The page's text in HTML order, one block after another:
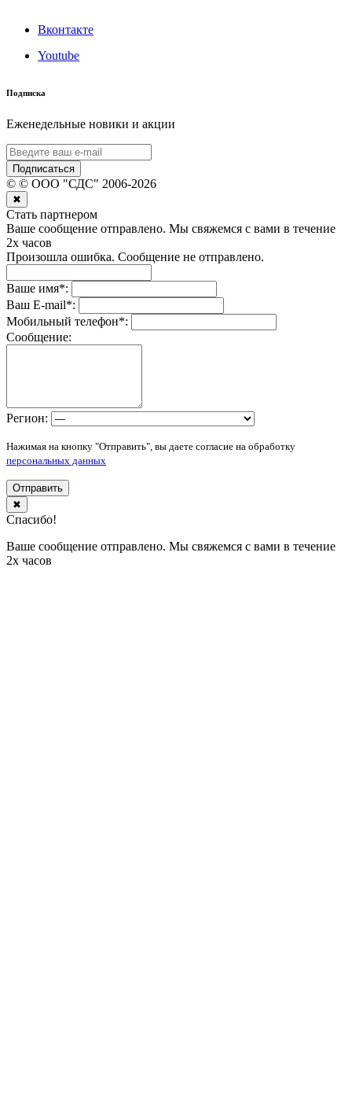
Вконтакте
Youtube
Подписка
Еженедельные новики и акции
Подписаться
© © ООО "СДС" 2006-2026
✖
Стать партнером
Ваше сообщение отправлено. Мы свяжемся с вами в течение
2х часов
Произошла ошибка. Сообщение не отправлено.
Ваше имя*:
Ваш E-mail*:
Мобильный телефон*:
Сообщение:
Регион:
Нажимая на кнопку "Отправить", вы даете согласие на обработку
персональных данных
Отправить
✖
Спасибо!
Ваше сообщение отправлено. Мы свяжемся с вами в течение
2х часов